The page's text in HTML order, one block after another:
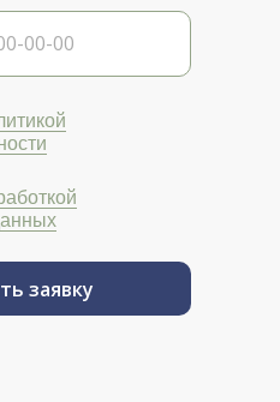
заявку